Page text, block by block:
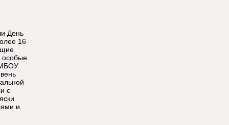
День
16
особые
МБОУ
с
и